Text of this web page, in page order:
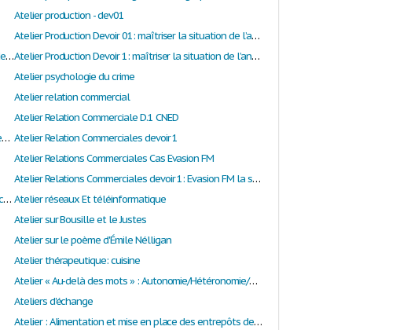
Atelier production - dev01
Atelier Production Devoir 01: maîtriser la situation de l’annonceur sur son marché
Atelier Production Devoir 1: comment réaliser une étude documentaire?
Atelier Production Devoir 1: maîtriser la situation de l’annonceur sur son marché
Atelier psychologie du crime
Atelier relation commercial
Atelier Relation Commerciale D.1 CNED
Atelier Relation Commerciale DEVOIR 1 CNED: la prospection Atelier Relation Commerciales devoir 1
Atelier Relations Commerciales Cas Evasion FM
Atelier Relations Commerciales devoir 1: Evasion FM la station radio
Atelier Relations Commerciales: la prise de connaissance de l’annonceur Atelier réseaux Et téléinformatique
Atelier sur Bousille et le Justes
Atelier sur le poème d'Émile Nélligan
Atelier thérapeutique: cuisine
Atelier « Au-delà des mots » : Autonomie/Hétéronomie/Dépendance
Ateliers d'échange
Atelier : Alimentation et mise en place des entrepôts de données décisionnels